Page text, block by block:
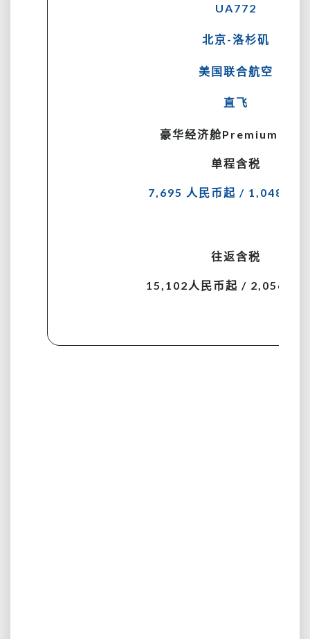
UA772
北京-洛杉矶
美国联合航空
直飞
豪华经济舱Premium Plus
单程含税
7,695 人民币起 / 1,048 美
往返含税
15,102人民币起 / 2,056 美